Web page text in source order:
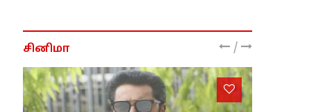
இதோ...!